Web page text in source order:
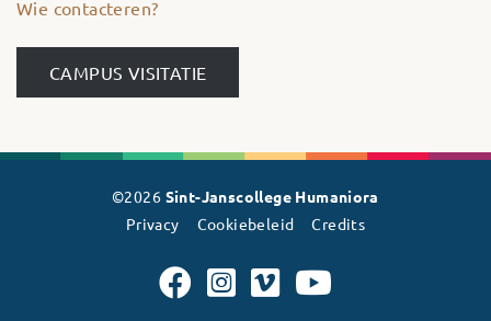
Wie contacteren?
CAMPUS VISITATIE
©2026 Sint-Janscollege Humaniora
Privacy
Cookiebeleid Credits